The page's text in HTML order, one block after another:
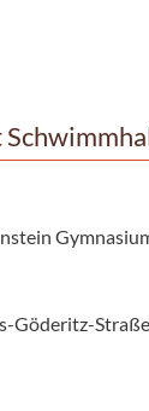
Göderitz-Straße